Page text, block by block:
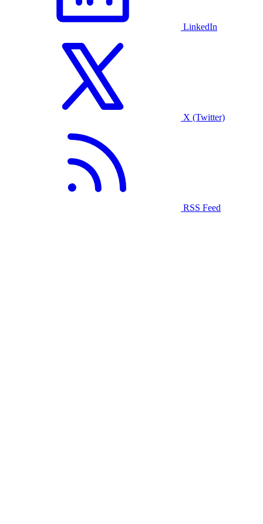
LinkedIn
X (Twitter)
RSS Feed